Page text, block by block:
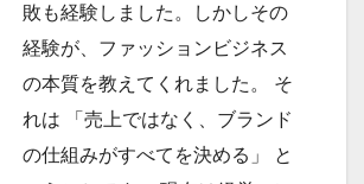
敗も経験しました。しかしその
経験が、ファッションビジネス
の本質を教えてくれました。 そ
れは 「売上ではなく、ブランド
の仕組みがすべてを決める」 と